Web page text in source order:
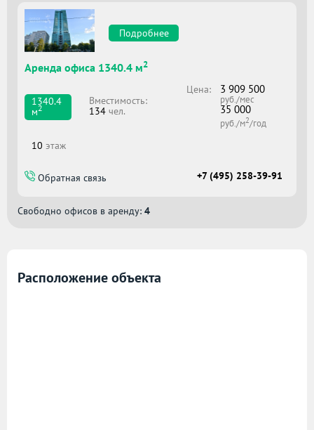
Подробнее
Аренда офиса 1340.4 м2
1340.4
м2
Вместимоcть:
134чел.
Цена: 3 909 500
руб./мес
35 000
руб./м2/год
10 этаж
Обратная связь +7 (495) 258-39-91
Свободно офисов в аренду: 4
Расположение объекта